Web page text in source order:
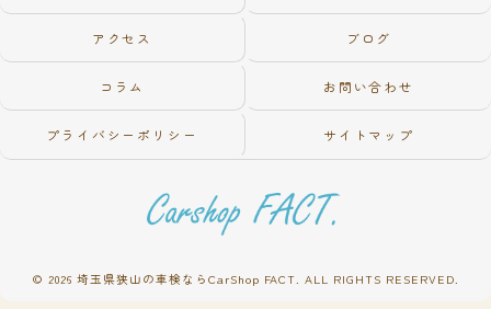
アクセス ブログ
コラム お問い合わせ
プライバシーポリシー サイトマップ
© 2026 埼玉県狭山の車検ならCarShop FACT. ALL RIGHTS RESERVED.